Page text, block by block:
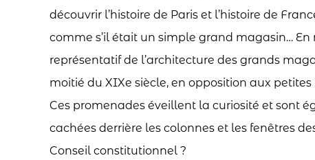
découvrir l’histoire de Paris et l’histoire de
comme s’il était un simple grand magasin… En
représentatif de l’architecture des grands
moitié du XIXe siècle, en opposition aux
Ces promenades éveillent la curiosité et sont
cachées derrière les colonnes et les fenêtres
Conseil constitutionnel ?